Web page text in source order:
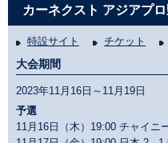
カーネクスト アジアプ
特設サイト チケット
大会期間
2023年11月16日～11月19日
予選
11月16日（木）19:00 チャイニ